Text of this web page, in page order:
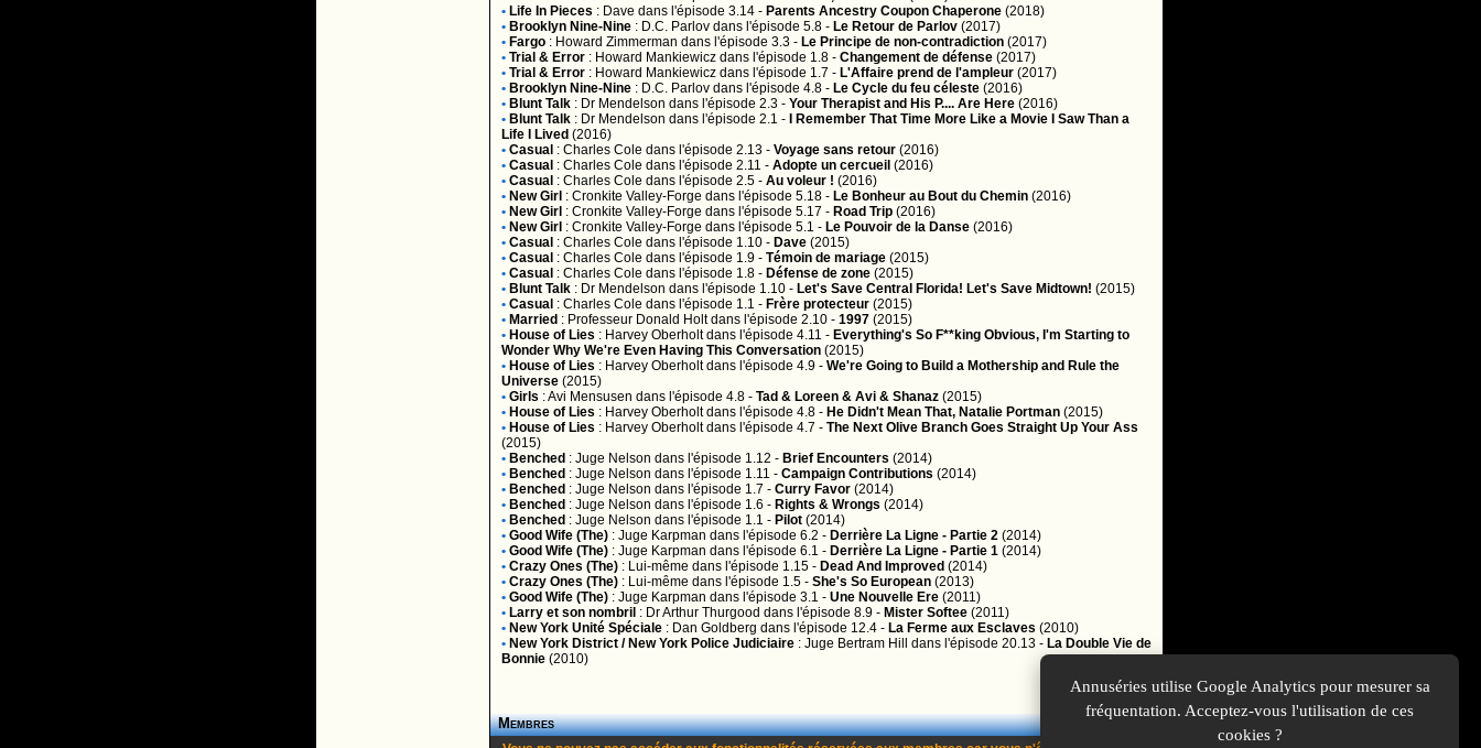
• Life In Pieces : Dave dans l'épisode 3.14 - Parents Ancestry Coupon Chaperone (2018)
• Brooklyn Nine-Nine : D.C. Parlov dans l'épisode 5.8 - Le Retour de Parlov (2017)
• Fargo : Howard Zimmerman dans l'épisode 3.3 - Le Principe de non-contradiction (2017)
• Trial & Error : Howard Mankiewicz dans l'épisode 1.8 - Changement de défense (2017)
• Trial & Error : Howard Mankiewicz dans l'épisode 1.7 - L'Affaire prend de l'ampleur (2017)
• Brooklyn Nine-Nine : D.C. Parlov dans l'épisode 4.8 - Le Cycle du feu céleste (2016)
• Blunt Talk : Dr Mendelson dans l'épisode 2.3 - Your Therapist and His P.... Are Here (2016)
• Blunt Talk : Dr Mendelson dans l'épisode 2.1 -
I Remember That Time More Like a Movie I Saw Than a
Life I Lived (2016)
• Casual : Charles Cole dans l'épisode 2.13 - Voyage sans retour (2016)
• Casual : Charles Cole dans l'épisode 2.11 - Adopte un cercueil (2016)
• Casual : Charles Cole dans l'épisode 2.5 - Au voleur ! (2016)
• New Girl : Cronkite Valley-Forge dans l'épisode 5.18 - Le Bonheur au Bout du Chemin (2016)
• New Girl : Cronkite Valley-Forge dans l'épisode 5.17 - Road Trip (2016)
• New Girl : Cronkite Valley-Forge dans l'épisode 5.1 - Le Pouvoir de la Danse (2016)
• Casual : Charles Cole dans l'épisode 1.10 - Dave (2015)
• Casual : Charles Cole dans l'épisode 1.9 - Témoin de mariage (2015)
• Casual : Charles Cole dans l'épisode 1.8 - Défense de zone (2015)
• Blunt Talk : Dr Mendelson dans l'épisode 1.10 - Let's Save Central Florida! Let's Save Midtown! (2015)
• Casual : Charles Cole dans l'épisode 1.1 - Frère protecteur (2015)
• Married : Professeur Donald Holtdans l'épisode 2.10 - 1997 (2015)
• House of Lies : Harvey Oberholtdans l'épisode 4.11 - Everything's So F**king Obvious, I'm Starting to
Wonder Why We're Even Having This Conversation (2015)
• House of Lies : Harvey Oberholtdans l'épisode 4.9 - We're Going to Build a Mothership and Rule the
Universe (2015)
• Girls :Avi Mensusen dans l'épisode 4.8 - Tad & Loreen & Avi & Shanaz (2015)
• House of Lies : Harvey Oberholtdans l'épisode 4.8 - He Didn't Mean That, Natalie Portman (2015)
• House of Lies : Harvey Oberholtdans l'épisode 4.7 - The Next Olive Branch Goes Straight Up Your Ass
(2015)
• Benched : Juge Nelson dans l'épisode 1.12 - Brief Encounters (2014)
• Benched : Juge Nelson dans l'épisode 1.11 - Campaign Contributions (2014)
• Benched : Juge Nelson dans l'épisode 1.7 - Curry Favor (2014)
• Benched : Juge Nelson dans l'épisode 1.6 - Rights & Wrongs (2014)
• Benched : Juge Nelson dans l'épisode 1.1 - Pilot (2014)
• Good Wife (The) : Juge Karpman dans l'épisode 6.2 - Derrière La Ligne - Partie 2 (2014)
• Good Wife (The) : Juge Karpman dans l'épisode 6.1 - Derrière La Ligne - Partie 1 (2014)
• Crazy Ones (The) : Lui-même dans l'épisode 1.15 - Dead And Improved (2014)
• Crazy Ones (The) : Lui-même dans l'épisode 1.5 - She's So European (2013)
• Good Wife (The) : Juge Karpman dans l'épisode 3.1 - Une Nouvelle Ere (2011)
• Larry et son nombril : Dr Arthur Thurgood dans l'épisode 8.9 - Mister Softee (2011)
• New York Unité Spéciale : Dan Goldberg dans l'épisode 12.4 - La Ferme aux Esclaves (2010)
• New York District / New York Police Judiciaire : Juge Bertram Hill dans l'épisode 20.13 - La Double Vie de
Bonnie (2010)
Membres
Annuséries utilise Google Analytics pour mesurer sa
fréquentation. Acceptez-vous l'utilisation de ces
cookies ?